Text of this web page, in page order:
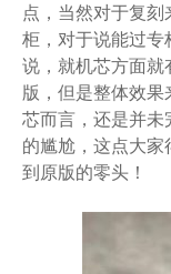
点，当然对于复
柜，对于说能过专
说，就机芯方面
版，但是整体效
芯而言，还是并
的尴尬，这点大
到原版的零头！